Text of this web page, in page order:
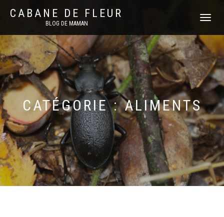
CABANE DE FLEUR
BLOG DE MAMAN
DÉPLIER
CATÉGORIE :ALIMENTS